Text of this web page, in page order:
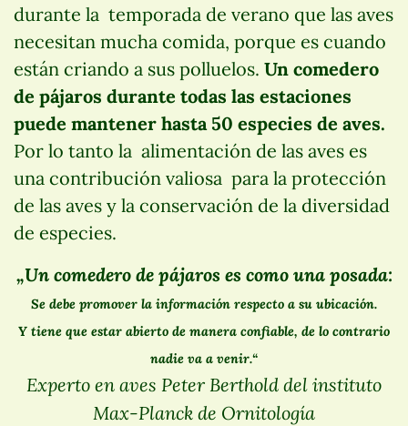
durante la temporada de verano que las aves
necesitan mucha comida, porque es cuando
están criando a sus polluelos. Un comedero
de pájaros durante todas las estaciones
puede mantener hasta 50 especies de aves.
Por lo tanto la alimentación de las aves es
una contribución valiosa para la protección
de las aves y la conservación de la diversidad
de especies.
„Un comedero de pájaros es como una posada:
Se debe promover la información respecto a su ubicación.
Y tiene que estar abierto de manera confiable, de lo contrario
nadie va a venir.“
Experto en aves Peter Berthold del instituto
Max-Planck de Ornitología